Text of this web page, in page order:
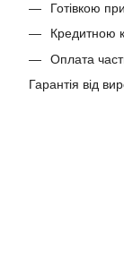
Готівкою
Кредитною
Оплата
Гарантія від